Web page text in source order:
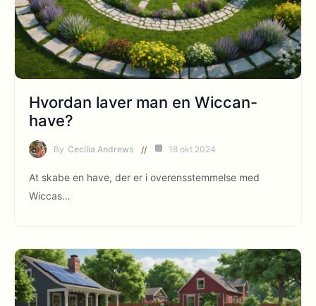
Hvordan laver man en Wiccan-
have?
By Cecilia Andrews 18 okt 2024
At skabe en have, der er i overensstemmelse med
Wiccas…